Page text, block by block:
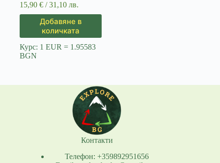
15,90 € / 31,10 лв.
Добавяне в
количката
Курс: 1 EUR = 1.95583
BGN
Контакти
Телефон: +359892951656